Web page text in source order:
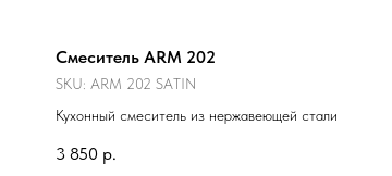
Смеситель ARM 202
SKU: ARM 202 SATIN
Кухонный смеситель из нержавеющей стали
3 850 р.